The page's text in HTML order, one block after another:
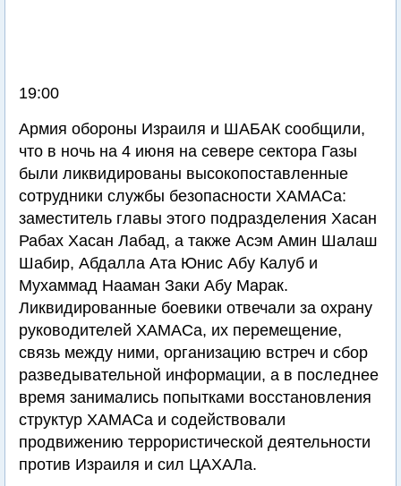
19:00
Армия обороны Израиля и ШАБАК сообщили,
что в ночь на 4 июня на севере сектора Газы
были ликвидированы высокопоставленные
сотрудники службы безопасности ХАМАСа:
заместитель главы этого подразделения Хасан
Рабах Хасан Лабад, а также Асэм Амин Шалаш
Шабир, Абдалла Ата Юнис Абу Калуб и
Мухаммад Нааман Заки Абу Марак.
Ликвидированные боевики отвечали за охрану
руководителей ХАМАСа, их перемещение,
связь между ними, организацию встреч и сбор
разведывательной информации, а в последнее
время занимались попытками восстановления
структур ХАМАСа и содействовали
продвижению террористической деятельности
против Израиля и сил ЦАХАЛа.